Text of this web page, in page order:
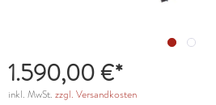
1.590,00 €*
inkl. MwSt. zzgl. Versandkosten